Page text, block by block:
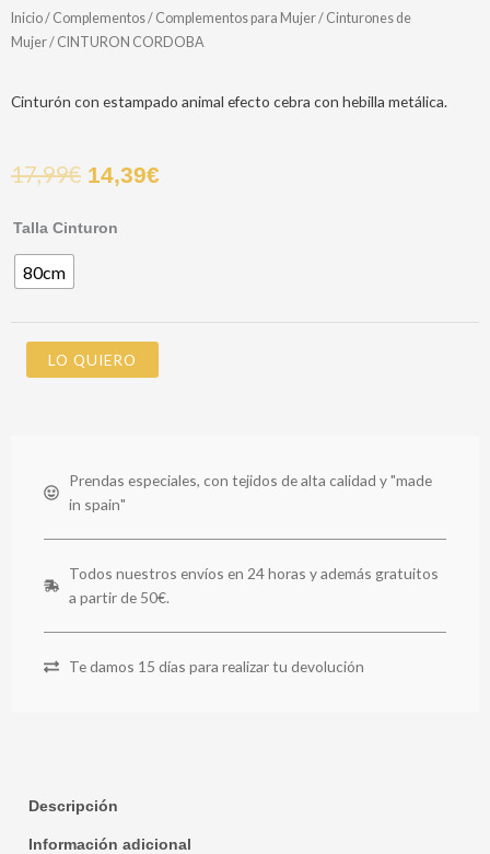
Inicio/ Complementos/ Complementos para Mujer/ Cinturones de
Mujer/ CINTURON CORDOBA
Cinturón con estampado animal efecto cebra con hebilla metálica.
17,99€ 14,39€
Talla Cinturon
80cm
CINTURON
cantidad
LO QUIERO
Prendas especiales, con tejidos de alta calidad y "made
in spain"
Todos nuestros envíos en 24 horas y además gratuitos
a partir de 50€.
Te damos 15 días para realizar tu devolución
Descripción
Información adicional